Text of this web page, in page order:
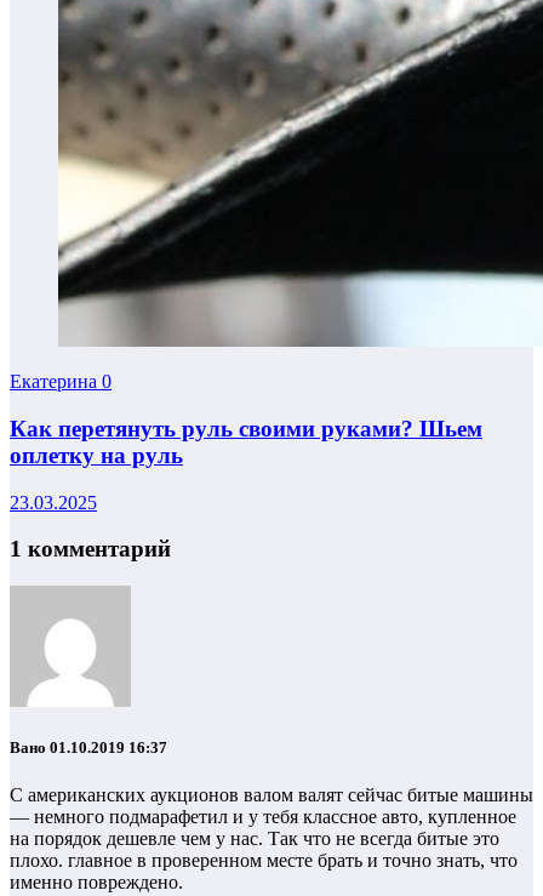
Екатерина 0
Как перетянуть руль своими руками? Шьем
оплетку на руль
23.03.2025
1 комментарий
Вано 01.10.2019 16:37
С американских аукционов валом валят сейчас битые машины
— немного подмарафетил и у тебя классное авто, купленное
на порядок дешевле чем у нас. Так что не всегда битые это
плохо. главное в проверенном месте брать и точно знать, что
именно повреждено.